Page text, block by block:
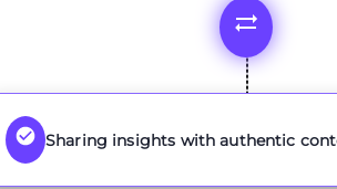
Sharing insights with authentic